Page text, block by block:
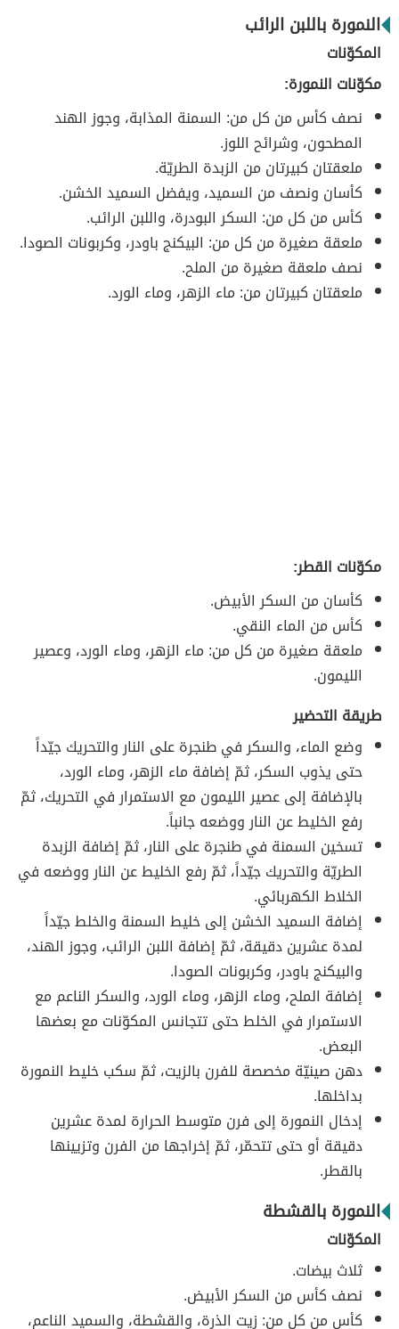
النمورة باللبن الرائب
المكوّنات
مكوّنات النمورة:
نصف كأس من كل من: السمنة المذابة، وجوز الهند
المطحون، وشرائح اللوز.
ملعقتان كبيرتان من الزبدة الطريّة.
كأسان ونصف من السميد، ويفضل السميد الخشن.
كأس من كل من: السكر البودرة، واللبن الرائب.
ملعقة صغيرة من كل من: البيكنج باودر، وكربونات الصودا.
نصف ملعقة صغيرة من الملح.
ملعقتان كبيرتان من: ماء الزهر، وماء الورد.
مكوّنات القطر:
كأسان من السكر الأبيض.
كأس من الماء النقي.
ملعقة صغيرة من كل من: ماء الزهر، وماء الورد، وعصير
الليمون.
طريقة التحضير
وضع الماء، والسكر في طنجرة على النار والتحريك جيّداً
حتى يذوب السكر، ثمّ إضافة ماء الزهر، وماء الورد،
بالإضافة إلى عصير الليمون مع الاستمرار في التحريك، ثمّ
رفع الخليط عن النار ووضعه جانباً.
تسخين السمنة في طنجرة على النار، ثمّ إضافة الزبدة
الطريّة والتحريك جيّداً، ثمّ رفع الخليط عن النار ووضعه في
الخلاط الكهربائي.
إضافة السميد الخشن إلى خليط السمنة والخلط جيّداً
لمدة عشرين دقيقة، ثمّ إضافة اللبن الرائب، وجوز الهند،
والبيكنج باودر، وكربونات الصودا.
إضافة الملح، وماء الزهر، وماء الورد، والسكر الناعم مع
الاستمرار في الخلط حتى تتجانس المكوّنات مع بعضها
البعض.
دهن صينيّة مخصصة للفرن بالزيت، ثمّ سكب خليط النمورة
بداخلها.
إدخال النمورة إلى فرن متوسط الحرارة لمدة عشرين
دقيقة أو حتى تتحمّر، ثمّ إخراجها من الفرن وتزيينها
بالقطر.
النمورة بالقشطة
المكوّنات
ثلاث بيضات.
نصف كأس من السكر الأبيض.
كأس من كل من: زيت الذرة، والقشطة، والسميد الناعم،